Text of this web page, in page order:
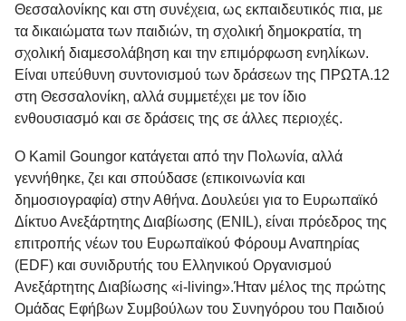
Θεσσαλονίκης και στη συνέχεια, ως εκπαιδευτικός πια, με
τα δικαιώματα των παιδιών, τη σχολική δημοκρατία, τη
σχολική διαμεσολάβηση και την επιμόρφωση ενηλίκων.
Είναι υπεύθυνη συντονισμού των δράσεων της ΠΡΩΤΑ.12
στη Θεσσαλονίκη, αλλά συμμετέχει με τον ίδιο
ενθουσιασμό και σε δράσεις της σε άλλες περιοχές.
Ο Kamil Goungor κατάγεται από την Πολωνία, αλλά
γεννήθηκε, ζει και σπούδασε (επικοινωνία και
δημοσιογραφία) στην Αθήνα. Δουλεύει για το Ευρωπαϊκό
Δίκτυο Ανεξάρτητης Διαβίωσης (ENIL), είναι πρόεδρος της
επιτροπής νέων του Ευρωπαϊκού Φόρουμ Αναπηρίας
(EDF) και συνιδρυτής του Ελληνικού Οργανισμού
Ανεξάρτητης Διαβίωσης «i-living».Ήταν μέλος της πρώτης
Ομάδας Εφήβων Συμβούλων του Συνηγόρου του Παιδιού